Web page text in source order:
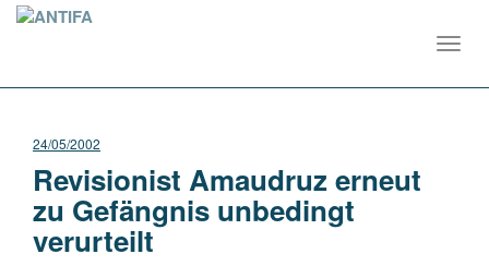
24/05/2002
Revisionist Amaudruz erneut
zu Gefängnis unbedingt
verurteilt